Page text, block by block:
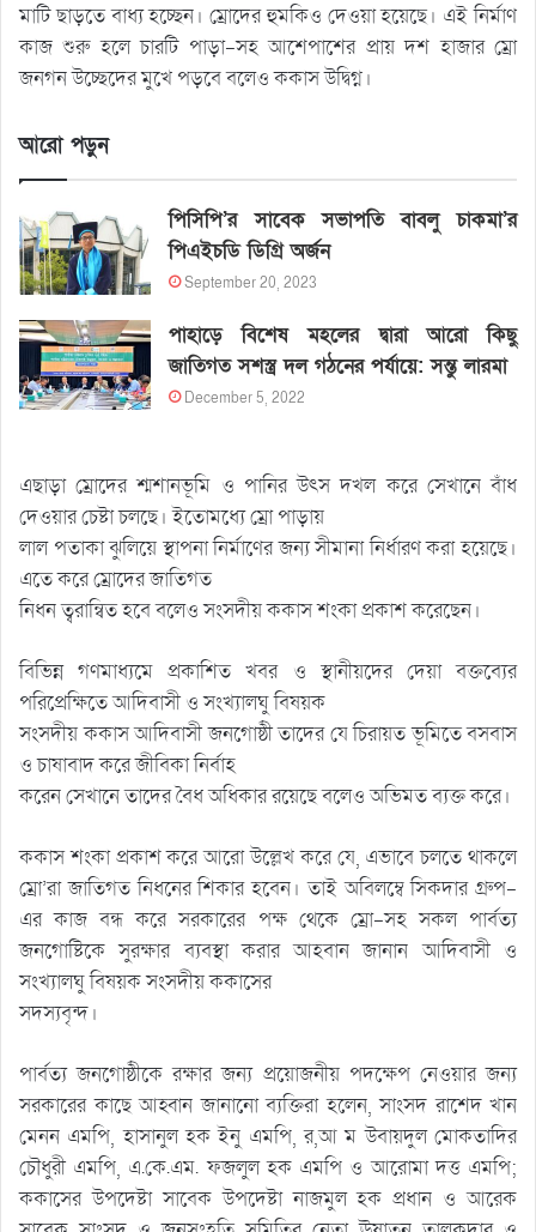
মাটি ছাড়তে বাধ্য হচ্ছেন। ম্রোদের হুমকিও দেওয়া হয়েছে। এই নির্মাণ
কাজ শুরু হলে চারটি পাড়া-সহ আশেপাশের প্রায় দশ হাজার ম্রো
জনগন উচ্ছেদের মুখে পড়বে বলেও ককাস উদ্বিগ্ন।
আরো পড়ুন
পিসিপি’র সাবেক সভাপতি বাবলু চাকমা’র
পিএইচডি ডিগ্রি অর্জন
September 20, 2023
পাহাড়ে বিশেষ মহলের দ্বারা আরো কিছু
জাতিগত সশস্ত্র দল গঠনের পর্যায়ে: সন্তু লারমা
December 5, 2022
এছাড়া ম্রোদের শ্মশানভূমি ও পানির উৎস দখল করে সেখানে বাঁধ
দেওয়ার চেষ্টা চলছে। ইতোমধ্যে ম্রো পাড়ায়
লাল পতাকা ঝুলিয়ে স্থাপনা নির্মাণের জন্য সীমানা নির্ধারণ করা হয়েছে।
এতে করে ম্রোদের জাতিগত
নিধন ত্বরান্বিত হবে বলেও সংসদীয় ককাস শংকা প্রকাশ করেছেন।
বিভিন্ন গণমাধ্যমে প্রকাশিত খবর ও স্থানীয়দের দেয়া বক্তব্যের
পরিপ্রেক্ষিতে আদিবাসী ও সংখ্যালঘু বিষয়ক
সংসদীয় ককাস আদিবাসী জনগোষ্ঠী তাদের যে চিরায়ত ভূমিতে বসবাস
ও চাষাবাদ করে জীবিকা নির্বাহ
করেন সেখানে তাদের বৈধ অধিকার রয়েছে বলেও অভিমত ব্যক্ত করে।
ককাস শংকা প্রকাশ করে আরো উল্লেখ করে যে, এভাবে চলতে থাকলে
ম্রো’রা জাতিগত নিধনের শিকার হবেন। তাই অবিলম্বে সিকদার গ্রুপ-
এর কাজ বন্ধ করে সরকারের পক্ষ থেকে ম্রো-সহ সকল পার্বত্য
জনগোষ্টিকে সুরক্ষার ব্যবস্থা করার আহবান জানান আদিবাসী ও
সংখ্যালঘু বিষয়ক সংসদীয় ককাসের
সদস্যবৃন্দ।
পার্বত্য জনগোষ্ঠীকে রক্ষার জন্য প্রয়োজনীয় পদক্ষেপ নেওয়ার জন্য
সরকারের কাছে আহ্বান জানানো ব্যক্তিরা হলেন, সাংসদ রাশেদ খান
মেনন এমপি, হাসানুল হক ইনু এমপি, র,আ ম উবায়দুল মোকতাদির
চৌধুরী এমপি, এ.কে.এম. ফজলুল হক এমপি ও আরোমা দত্ত এমপি;
ককাসের উপদেষ্টা সাবেক উপদেষ্টা নাজমুল হক প্রধান ও আরেক